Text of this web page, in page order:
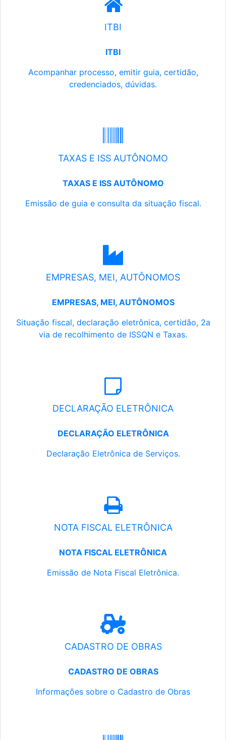
ITBI
ITBI
Acompanhar processo, emitir guia, certidão,
credenciados, dúvidas.
TAXAS E ISS AUTÔNOMO
TAXAS E ISS AUTÔNOMO
Emissão de guia e consulta da situação fiscal.
EMPRESAS, MEI, AUTÔNOMOS
EMPRESAS, MEI, AUTÔNOMOS
Situação fiscal, declaração eletrônica, certidão, 2a
via de recolhimento de ISSQN e Taxas.
DECLARAÇÃO ELETRÔNICA
DECLARAÇÃO ELETRÔNICA
Declaração Eletrônica de Serviços.
NOTA FISCAL ELETRÔNICA
NOTA FISCAL ELETRÔNICA
Emissão de Nota Fiscal Eletrônica.
CADASTRO DE OBRAS
CADASTRO DE OBRAS
Informações sobre o Cadastro de Obras